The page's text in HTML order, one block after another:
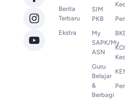
Berita
Terbaru
Ekstra
SIM
PKB
My
SAPK/My
ASN
Guru
Belajar
&
Berbagi